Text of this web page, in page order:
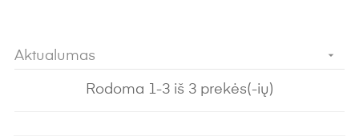
Aktualumas 
Rodoma 1-3 iš 3 prekės(-ių)